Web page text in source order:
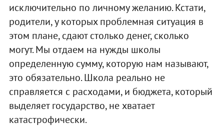
исключительно по личному желанию. Кстати,
родители, у которых проблемная ситуация в
этом плане, сдают столько денег, сколько
могут. Мы отдаем на нужды школы
определенную сумму, которую нам называют,
это обязательно. Школа реально не
справляется с расходами, и бюджета, который
выделяет государство, не хватает
катастрофически.